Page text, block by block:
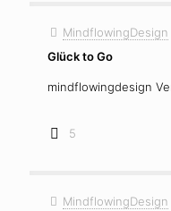
MindflowingDesign
Glück to Go
mindflowingdesign
5
MindflowingDesign